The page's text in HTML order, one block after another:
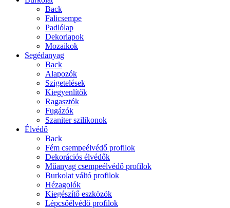
Back
Falicsempe
Padlólap
Dekorlapok
Mozaikok
Segédanyag
Back
Alapozók
Szigetelések
Kiegyenlítők
Ragasztók
Fugázók
Szaniter szilikonok
Élvédő
Back
Fém csempeélvédő profilok
Dekorációs élvédők
Műanyag csempeélvédő profilok
Burkolat váltó profilok
Hézagolók
Kiegészítő eszközök
Lépcsőélvédő profilok